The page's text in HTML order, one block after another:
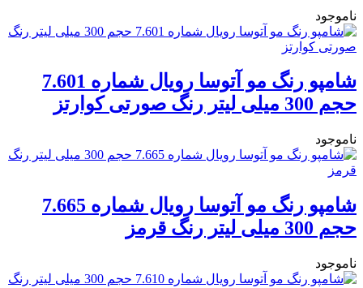
ناموجود
شامپو رنگ مو آتوسا رويال شماره 7.601
حجم 300 میلی ليتر رنگ صورتی كوارتز
ناموجود
شامپو رنگ مو آتوسا رويال شماره 7.665
حجم 300 ميلی ليتر رنگ قرمز
ناموجود